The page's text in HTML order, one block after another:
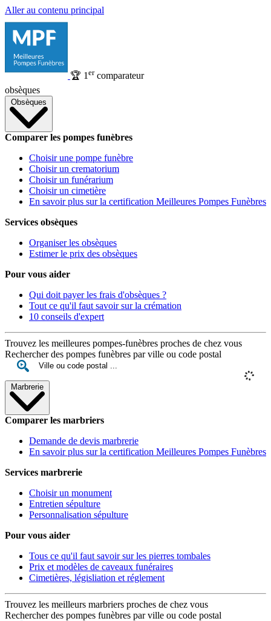
Aller au contenu principal
🏆 1 ercomparateur
obsèques
Obsèques
Comparer les pompes funèbres
Choisir une pompe funèbre
Choisir un crematorium
Choisir un funérarium
Choisir un cimetière
En savoir plus sur la certification Meilleures Pompes Funèbres
Services obsèques
Organiser les obsèques
Estimer le prix des obsèques
Pour vous aider
Qui doit payer les frais d'obsèques ?
Tout ce qu'il faut savoir sur la crémation
10 conseils d'expert
Trouvez les meilleures pompes-funèbres proches de chez vous
Rechercher des pompes funèbres par ville ou code postal
Marbrerie
Comparer les marbriers
Demande de devis marbrerie
En savoir plus sur la certification Meilleures Pompes Funèbres
Services marbrerie
Choisir un monument
Entretien sépulture
Personnalisation sépulture
Pour vous aider
Tous ce qu'il faut savoir sur les pierres tombales
Prix et modèles de caveaux funéraires
Cimetières, législiation et réglement
Trouvez les meilleurs marbriers proches de chez vous
Rechercher des pompes funèbres par ville ou code postal